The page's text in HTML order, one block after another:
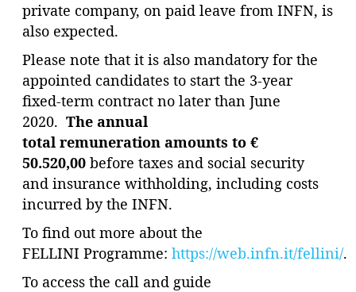
private company, on paid leave from INFN, is
also expected.
Please note that it is also mandatory for the
appointed candidates to start the 3-year
fixed-term contract no later than June
2020. The annual
total remuneration amounts to €
50.520,00 before taxes and social security
and insurance withholding, including costs
incurred by the INFN.
To find out more about the
FELLINI Programme: https://web.infn.it/fellini/.
To access the call and guide